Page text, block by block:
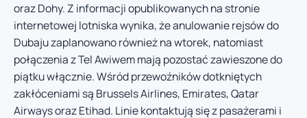
oraz Dohy. Z informacji opublikowanych na stronie
internetowej lotniska wynika, że anulowanie rejsów do
Dubaju zaplanowano również na wtorek, natomiast
połączenia z Tel Awiwem mają pozostać zawieszone do
piątku włącznie. Wśród przewoźników dotkniętych
zakłóceniami są Brussels Airlines, Emirates, Qatar
Airways oraz Etihad. Linie kontaktują się z pasażerami i